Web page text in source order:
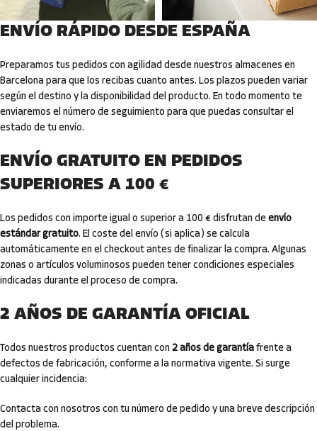
ENVÍO RÁPIDO DESDE ESPAÑA
Preparamos tus pedidos con agilidad desde nuestros almacenes en
Barcelona para que los recibas cuanto antes. Los plazos pueden variar
según el destino y la disponibilidad del producto. En todo momento te
enviaremos el número de seguimiento para que puedas consultar el
estado de tu envío.
ENVÍO GRATUITO EN PEDIDOS
SUPERIORES A 100 €
Los pedidos con importe igual o superior a 100 € disfrutan de envío
estándar gratuito. El coste del envío (si aplica) se calcula
automáticamente en el checkout antes de finalizar la compra. Algunas
zonas o artículos voluminosos pueden tener condiciones especiales
indicadas durante el proceso de compra.
2 AÑOS DE GARANTÍA OFICIAL
Todos nuestros productos cuentan con 2 años de garantía frente a
defectos de fabricación, conforme a la normativa vigente. Si surge
cualquier incidencia:
Contacta con nosotros con tu número de pedido y una breve descripción
del problema.